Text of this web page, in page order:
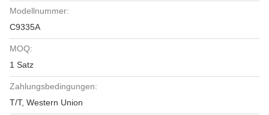
Modellnummer:
C9335A
MOQ:
1 Satz
Zahlungsbedingungen:
T/T, Western Union